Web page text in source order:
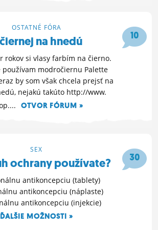
10
OSTATNÉ FÓRA
na hnedú
rokov si vlasy farbím na čierno.
používam modročiernu Palette
by som však chcela prejsť na
nejakú takúto http://www.
OTVOR FÓRUM »
30
SEX
ochrany používate?
antikoncepciu (tablety)
antikoncepciu (náplaste)
antikoncepciu (injekcie)
ĎALŠIE MOŽNOSTI »